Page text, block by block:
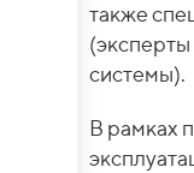
также
системы).
В рамках